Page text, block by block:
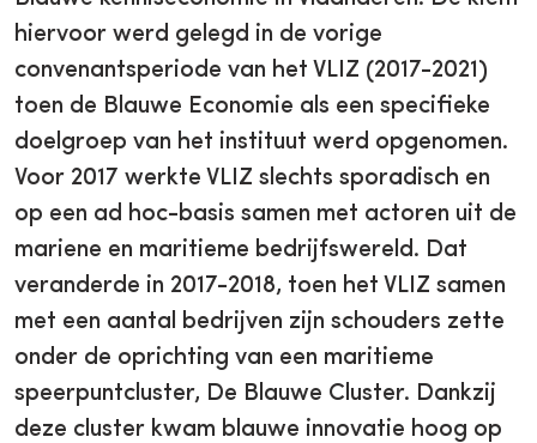
hiervoor werd gelegd in de vorige
convenantsperiode van het VLIZ (2017-2021)
toen de Blauwe Economie als een specifieke
doelgroep van het instituut werd opgenomen.
Voor 2017 werkte VLIZ slechts sporadisch en
op een ad hoc-basis samen met actoren uit de
mariene en maritieme bedrijfswereld. Dat
veranderde in 2017-2018, toen het VLIZ samen
met een aantal bedrijven zijn schouders zette
onder de oprichting van een maritieme
speerpuntcluster, De Blauwe Cluster. Dankzij
deze cluster kwam blauwe innovatie hoog op